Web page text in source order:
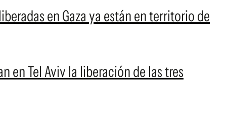
en Gaza ya están en territorio de
en Tel Aviv la liberación de las tres